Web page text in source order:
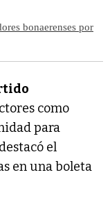
bonaerenses por
como
para
el
en una boleta